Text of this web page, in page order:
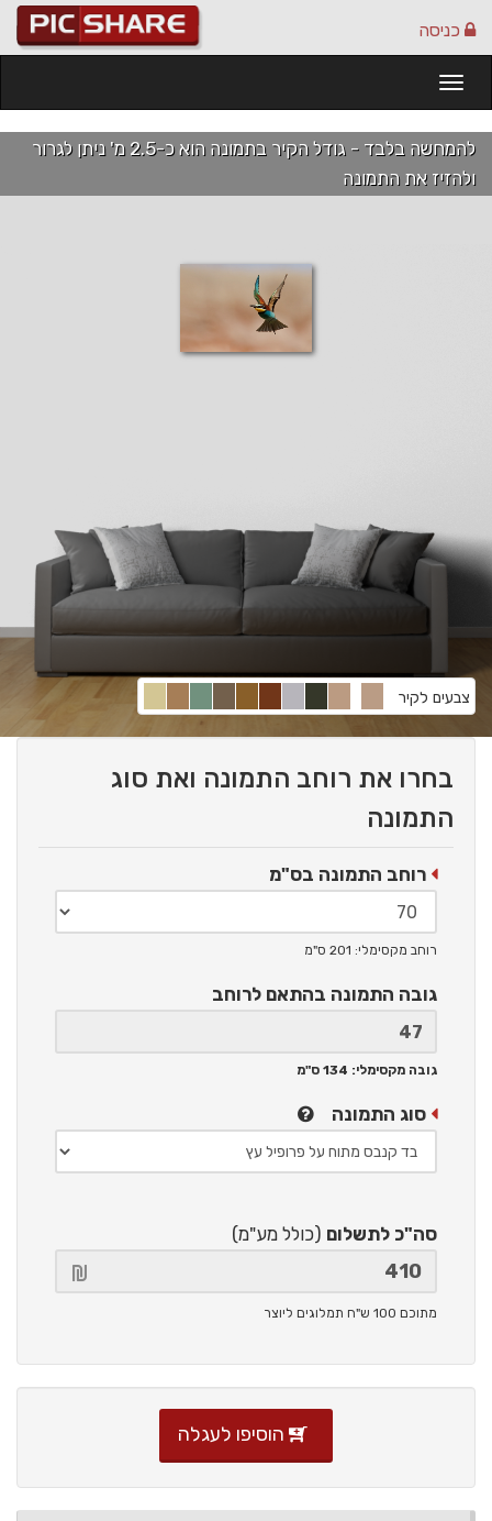
כניסה
להמחשה בלבד - גודל הקיר בתמונה הוא כ-2.5 מ' ניתן לגרור
ולהזיז את התמונה
צבעים לקיר
בחרו את רוחב התמונה ואת סוג
התמונה
רוחב התמונה בס"מ
רוחב מקסימלי: 201 ס"מ
גובה התמונה בהתאם לרוחב
גובה מקסימלי: 134 ס"מ
סוג התמונה
סה"כ לתשלום (כולל מע"מ)
מתוכם 100 ש"ח תמלוגים ליוצר
הוסיפו לעגלה